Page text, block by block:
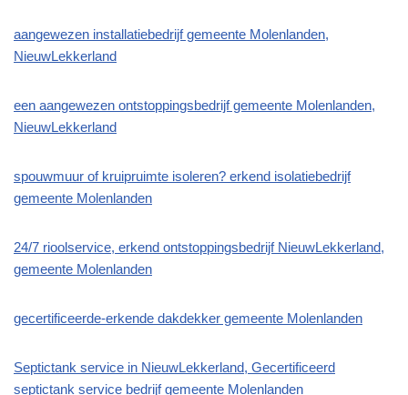
aangewezen installatiebedrijf gemeente Molenlanden,
NieuwLekkerland
een aangewezen ontstoppingsbedrijf gemeente Molenlanden,
NieuwLekkerland
spouwmuur of kruipruimte isoleren? erkend isolatiebedrijf
gemeente Molenlanden
24/7 rioolservice, erkend ontstoppingsbedrijf NieuwLekkerland,
gemeente Molenlanden
gecertificeerde-erkende dakdekker gemeente Molenlanden
Septictank service in NieuwLekkerland, Gecertificeerd
septictank service bedrijf gemeente Molenlanden